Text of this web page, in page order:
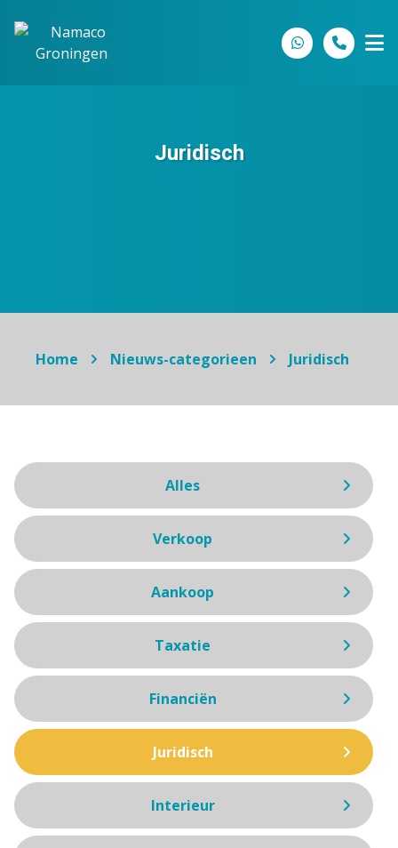
Juridisch
Home Nieuws-categorieen Juridisch
Alles
Verkoop
Aankoop
Taxatie
Financiën
Juridisch
Interieur